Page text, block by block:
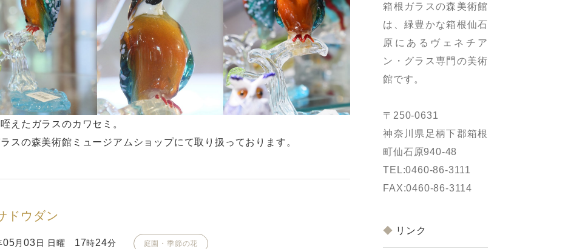
えたガラスのカワセミ。
スの森美術館ミュージアムショップにて取り扱っております。
ドウダン
05月03 日 日曜 17時24分 庭園・季節の花
箱根ガラスの森美術館
は、緑豊かな箱根仙石
原にあるヴェネチア
ン・グラス専門の美術
館です。
〒250-0631
神奈川県足柄下郡箱根
町仙石原940-48
TEL:0460-86-3111
FAX:0460-86-3114
リンク